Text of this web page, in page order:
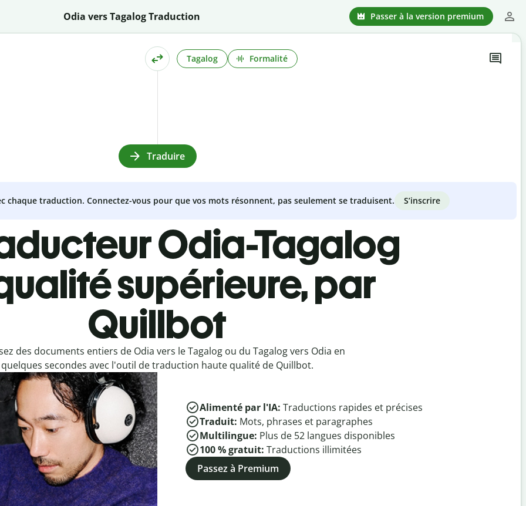
Odia vers Tagalog Traduction Passer à la version premium
Tagalog Formalité
Traduire
chaque traduction. Connectez-vous pour que vos mots résonnent, pas seulement se traduisent. S’inscrire
Odia-Tagalog
supérieure, par
Quillbot
des documents entiers de Odia vers le Tagalog ou du Tagalog vers Odia en
quelques secondes avec l'outil de traduction haute qualité de Quillbot.
Alimenté par l'IA: Traductions rapides et précises
Traduit: Mots, phrases et paragraphes
Multilingue: Plus de 52 langues disponibles
100 % gratuit: Traductions illimitées
Passez à Premium